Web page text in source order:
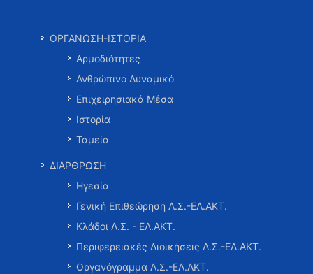
ΟΡΓΑΝΩΣΗ-ΙΣΤΟΡΙΑ
Αρμοδιότητες
Ανθρώπινο Δυναμικό
Επιχειρησιακά Μέσα
Ιστορία
Ταμεία
ΔΙΑΡΘΡΩΣΗ
Ηγεσία
Γενική Επιθεώρηση Λ.Σ.-ΕΛ.ΑΚΤ.
Κλάδοι Λ.Σ. - ΕΛ.ΑΚΤ.
Περιφερειακές Διοικήσεις Λ.Σ.-ΕΛ.ΑΚΤ.
Οργανόγραμμα Λ.Σ.-ΕΛ.ΑΚΤ.